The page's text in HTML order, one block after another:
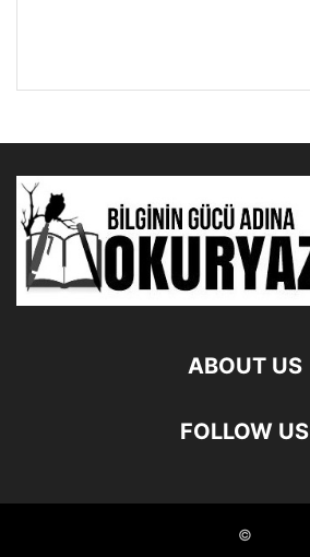
ABOUT US
FOLLOW US
©